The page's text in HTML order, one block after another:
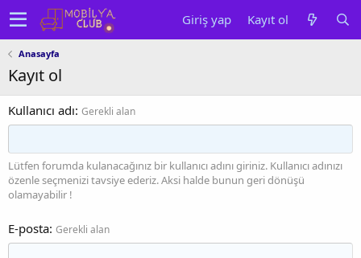
Giriş yap Kayıt ol
Anasayfa
Kayıt ol
Kullanıcı adı Gerekli alan
Lütfen forumda kulanacağınız bir kullanıcı adını giriniz. Kullanıcı adınızı
özenle seçmenizi tavsiye ederiz. Aksi halde bunun geri dönüşü
olamayabilir !
E-posta Gerekli alan